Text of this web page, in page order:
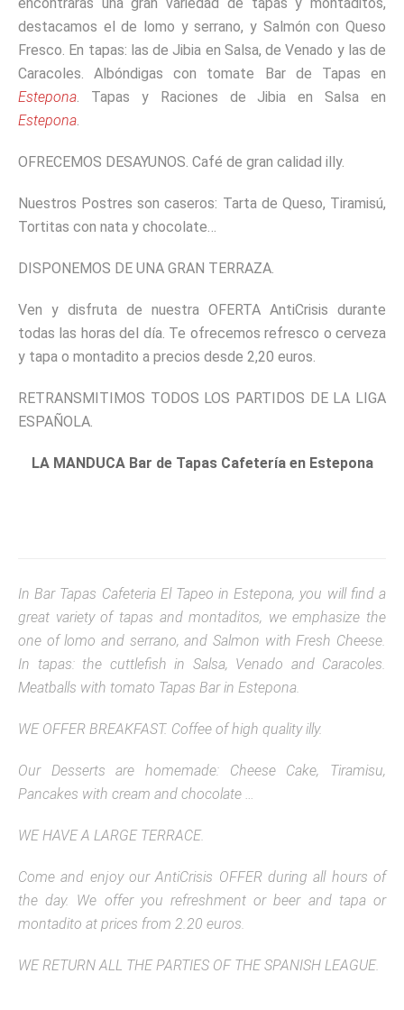
destacamos el de lomo y serrano, y Salmón con Queso
Fresco. En tapas: las de Jibia en Salsa, de Venado y las de
Caracoles. Albóndigas con tomate Bar de Tapas en
Estepona. Tapas y Raciones de Jibia en Salsa en
Estepona.
OFRECEMOS DESAYUNOS. Café de gran calidad illy.
Nuestros Postres son caseros: Tarta de Queso, Tiramisú,
Tortitas con nata y chocolate…
DISPONEMOS DE UNA GRAN TERRAZA.
Ven y disfruta de nuestra OFERTA AntiCrisis durante
todas las horas del día. Te ofrecemos refresco o cerveza
y tapa o montadito a precios desde 2,20 euros.
RETRANSMITIMOS TODOS LOS PARTIDOS DE LA LIGA
ESPAÑOLA.
LA MANDUCA Bar de Tapas Cafetería en Estepona
In Bar Tapas Cafeteria El Tapeo in Estepona, you will find a
great variety of tapas and montaditos, we emphasize the
one of lomo and serrano, and Salmon with Fresh Cheese.
In tapas: the cuttlefish in Salsa, Venado and Caracoles.
Meatballs with tomato Tapas Bar in Estepona.
WE OFFER BREAKFAST. Coffee of high quality illy.
Our Desserts are homemade: Cheese Cake, Tiramisu,
Pancakes with cream and chocolate …
WE HAVE A LARGE TERRACE.
Come and enjoy our AntiCrisis OFFER during all hours of
the day. We offer you refreshment or beer and tapa or
montadito at prices from 2.20 euros.
WE RETURN ALL THE PARTIES OF THE SPANISH LEAGUE.